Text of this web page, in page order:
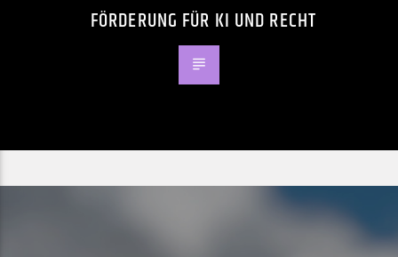
FÖRDERUNG FÜR KI UND RECHT